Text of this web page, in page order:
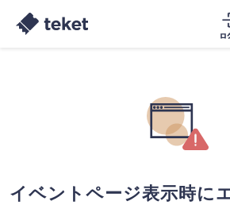
イベントページ表示時に